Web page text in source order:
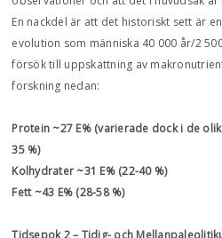
En nackdel är att det historiskt sett är
evolution som människa 40 000 år/2
försök till uppskattning av
forskning nedan:
Protein ~27 E% (varierade dock i de
35 %)
Kolhydrater ~31 E% (22-40 %)
Fett ~43 E% (28-58 %)